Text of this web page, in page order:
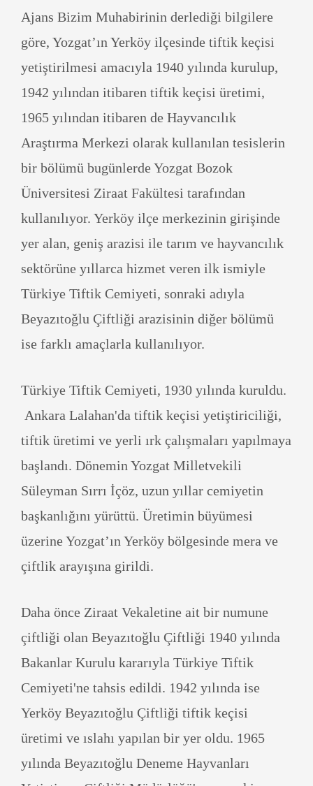
Ajans Bizim Muhabirinin derlediği bilgilere
göre, Yozgat’ın Yerköy ilçesinde tiftik keçisi
yetiştirilmesi amacıyla 1940 yılında kurulup,
1942 yılından itibaren tiftik keçisi üretimi,
1965 yılından itibaren de Hayvancılık
Araştırma Merkezi olarak kullanılan tesislerin
bir bölümü bugünlerde Yozgat Bozok
Üniversitesi Ziraat Fakültesi tarafından
kullanılıyor. Yerköy ilçe merkezinin girişinde
yer alan, geniş arazisi ile tarım ve hayvancılık
sektörüne yıllarca hizmet veren ilk ismiyle
Türkiye Tiftik Cemiyeti, sonraki adıyla
Beyazıtoğlu Çiftliği arazisinin diğer bölümü
ise farklı amaçlarla kullanılıyor.
Türkiye Tiftik Cemiyeti, 1930 yılında kuruldu.
Ankara Lalahan'da tiftik keçisi yetiştiriciliği,
tiftik üretimi ve yerli ırk çalışmaları yapılmaya
başlandı. Dönemin Yozgat Milletvekili
Süleyman Sırrı İçöz, uzun yıllar cemiyetin
başkanlığını yürüttü. Üretimin büyümesi
üzerine Yozgat’ın Yerköy bölgesinde mera ve
çiftlik arayışına girildi.
Daha önce Ziraat Vekaletine ait bir numune
çiftliği olan Beyazıtoğlu Çiftliği 1940 yılında
Bakanlar Kurulu kararıyla Türkiye Tiftik
Cemiyeti'ne tahsis edildi. 1942 yılında ise
Yerköy Beyazıtoğlu Çiftliği tiftik keçisi
üretimi ve ıslahı yapılan bir yer oldu. 1965
yılında Beyazıtoğlu Deneme Hayvanları